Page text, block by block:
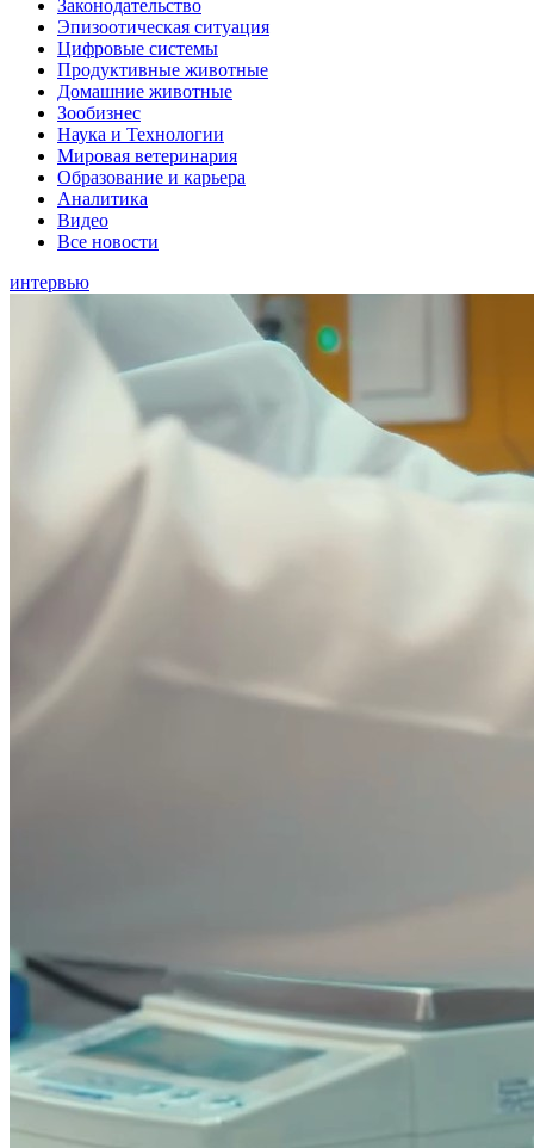
Законодательство
Эпизоотическая ситуация
Цифровые системы
Продуктивные животные
Домашние животные
Зообизнес
Наука и Технологии
Мировая ветеринария
Образование и карьера
Аналитика
Видео
Все новости
интервью